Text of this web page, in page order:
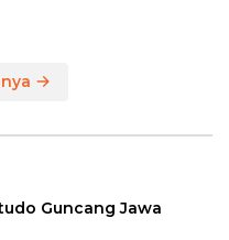
Guncang Jawa